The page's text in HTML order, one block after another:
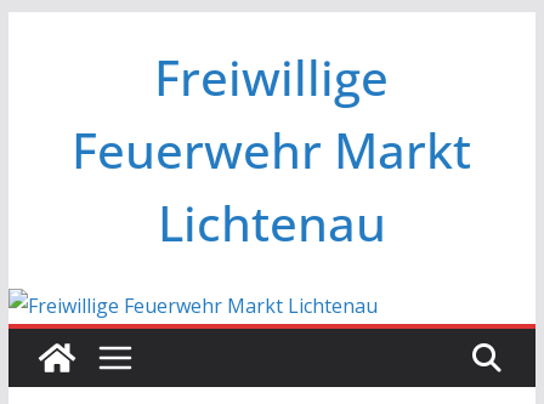
Freiwillige
Feuerwehr Markt
Lichtenau